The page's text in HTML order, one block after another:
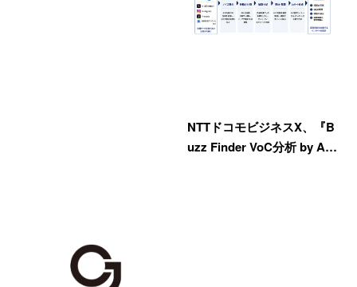
NTTドコモビジネスX、『B
uzz Finder VoC分析 by A…